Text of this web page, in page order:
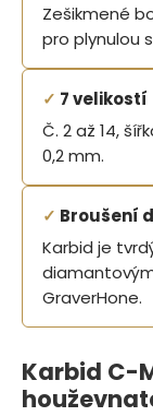
Zešikmené
pro plynulou
✓ 7 velikostí
Č. 2 až 14,
0,2 mm.
✓ Broušení
Karbid je
GraverHone.
Karbid C-